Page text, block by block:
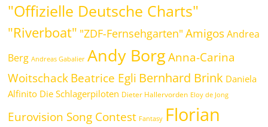
"Offizielle Deutsche Charts"
"Riverboat" "ZDF-Fernsehgarten" Amigos Andrea
Berg Andreas Gabalier Andy Borg Anna-Carina
WoitschackBeatrice Egli Bernhard Brink Daniela
Alfinito Die Schlagerpiloten Dieter Hallervorden Eloy de Jong
Eurovision Song Contest Fantasy Florian